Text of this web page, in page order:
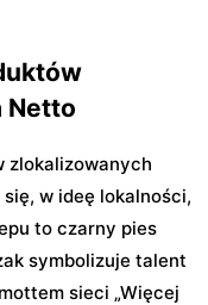
Netto
zlokalizowanych
w ideę lokalności,
to czarny pies
symbolizuje talent
sieci „Więcej